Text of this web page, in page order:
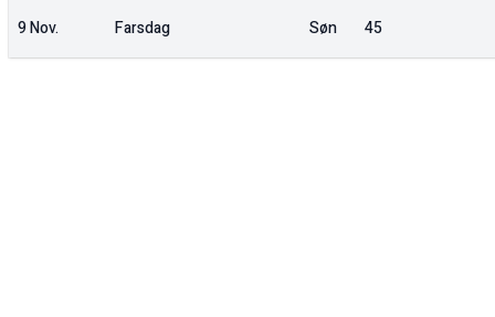
9 Nov. Farsdag Søn 45